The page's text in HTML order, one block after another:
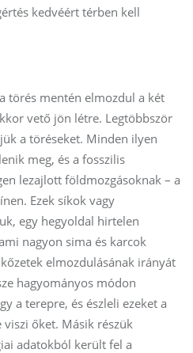
kedvéért térben kell
törés mentén elmozdul a két
vető jön létre. Legtöbbször
a töréseket. Minden ilyen
meg, és a fosszilis
lezajlott földmozgásoknak – a
Ezek síkok vagy
egy hegyoldal hirtelen
nagyon sima és karcok
elmozdulásának irányát
hagyományos módon
a terepre, és észleli ezeket a
őket. Másik részük
adatokból került fel a